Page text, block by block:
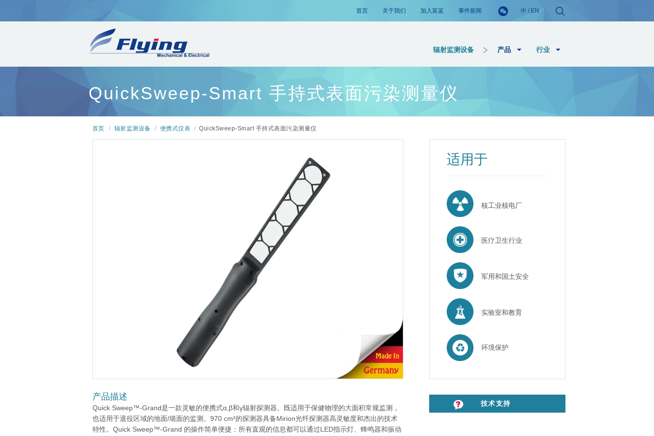
首页 关于我们 加入富蓝 事件新闻 中 / EN
辐射监测设备 产品 行业
QuickSweep-Smart 手持式表面污染测量仪
首页 / 辐射监测设备 / 便携式仪表 / QuickSweep-Smart 手持式表面污染测量仪
产品描述
Quick Sweep™-Grand是一款灵敏的便携式α,β和γ辐射探测器。既适用于保健物理的大面积常规监测，
也适用于退役区域的地面/墙面的监测。970 cm²的探测器具备Mirion光纤探测器高灵敏度和杰出的技术
特性。Quick Sweep™-Grand 的操作简单便捷：所有直观的信息都可以通过LED指示灯、蜂鸣器和振动
适用于
核工业核电厂
医疗卫生行业
军用和国土安全
实验室和教育
环境保护
技术支持